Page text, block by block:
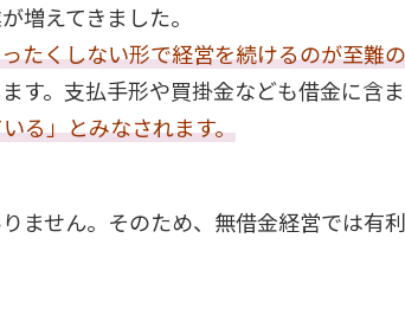
増えてきました。
たくしない形で経営を続けるのが至難
。支払手形や買掛金なども借金に含ま
る」とみなされます。
せん。そのため、無借金経営では有